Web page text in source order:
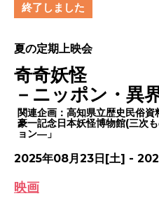
終了しました
夏の定期上映会
奇奇妖怪
－ニッポン・異
関連企画：高知県立歴史民俗
豪一記念日本妖怪博物館(三次
ョン―」
2025年08月23日[土] -
映画